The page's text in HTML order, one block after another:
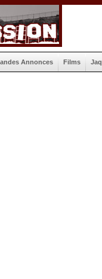
Annonces Films